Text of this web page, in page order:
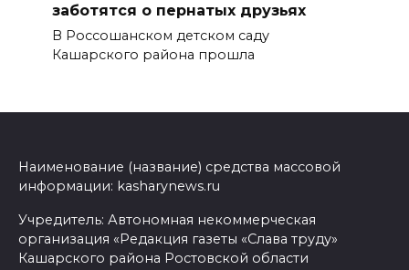
заботятся о пернатых друзьях
В Россошанском детском саду
Кашарского района прошла
Наименование (название) средства массовой
информации: kasharynews.ru
Учредитель: Автономная некоммерческая
организация «Редакция газеты «Слава труду»
Кашарского района Ростовской области